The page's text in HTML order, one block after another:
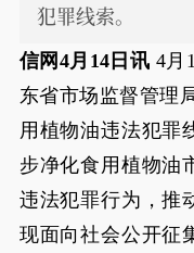
犯罪线索。
信网4月14日讯 4月
东省市场监督管理
用植物油违法犯罪
步净化食用植物油
违法犯罪行为，推
现面向社会公开征